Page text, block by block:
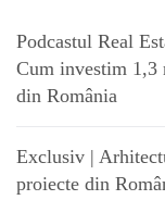
Podcastul Real
Cum investim 1,3
din România
Exclusiv |
proiecte din